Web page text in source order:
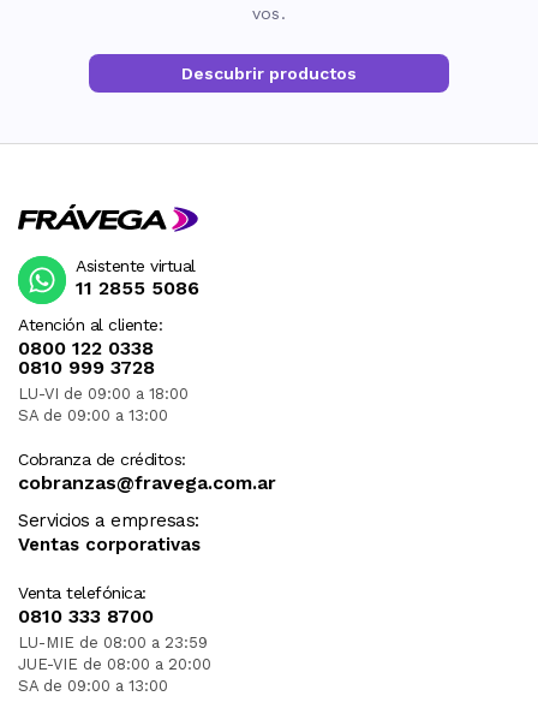
vos.
Descubrir productos
Atención al cliente:
0800 122 0338
0810 999 3728
LU-VI de 09:00 a 18:00
SA de 09:00 a 13:00
Cobranza de créditos:
cobranzas@fravega.com.ar
Servicios a empresas:
Ventas corporativas
Venta telefónica:
0810 333 8700
LU-MIE de 08:00 a 23:59
JUE-VIE de 08:00 a 20:00
SA de 09:00 a 13:00
Asistente virtual
11 2855 5086